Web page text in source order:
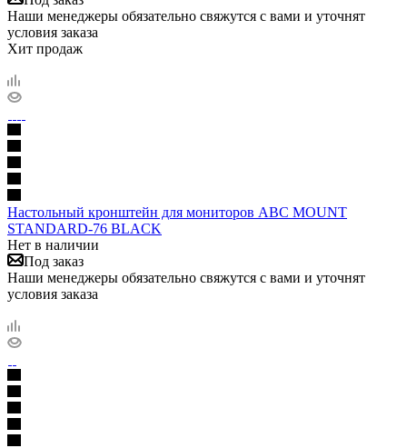
Наши менеджеры обязательно свяжутся с вами и уточнят
условия заказа
Хит продаж
Настольный кронштейн для мониторов ABC MOUNT
STANDARD-76 BLACK
Нет в наличии
Под заказ
Наши менеджеры обязательно свяжутся с вами и уточнят
условия заказа